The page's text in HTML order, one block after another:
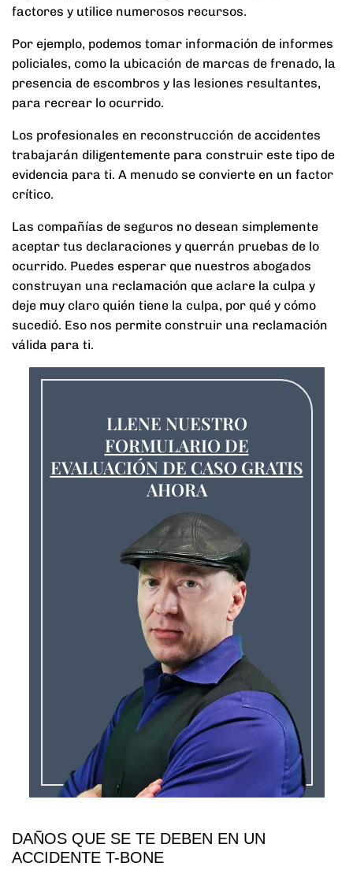
factores y utilice numerosos recursos.
Por ejemplo, podemos tomar información de informes
policiales, como la ubicación de marcas de frenado, la
presencia de escombros y las lesiones resultantes,
para recrear lo ocurrido.
Los profesionales en reconstrucción de accidentes
trabajarán diligentemente para construir este tipo de
evidencia para ti. A menudo se convierte en un factor
crítico.
Las compañías de seguros no desean simplemente
aceptar tus declaraciones y querrán pruebas de lo
ocurrido. Puedes esperar que nuestros abogados
construyan una reclamación que aclare la culpa y
deje muy claro quién tiene la culpa, por qué y cómo
sucedió. Eso nos permite construir una reclamación
válida para ti.
LLENE NUESTRO
FORMULARIO DE
EVALUACIÓN DE CASO GRATIS
AHORA
DAÑOS QUE SE TE DEBEN EN UN
ACCIDENTE T-BONE